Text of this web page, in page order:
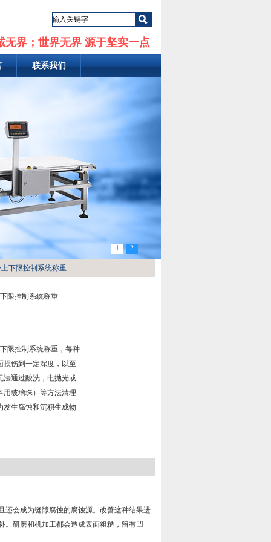
无界；世界无界 源于坚实一点
联系我们
1 2
下限控制系统称重
限控制系统称重
限控制系统称重，每种
损伤到一定深度，以至
法通过酸洗，电抛光或
用玻璃珠）等方法清理
发生腐蚀和沉积生成物
还会成为缝隙腐蚀的腐蚀源。改善这种结果进
。研磨和机加工都会造成表面粗糙，留有凹